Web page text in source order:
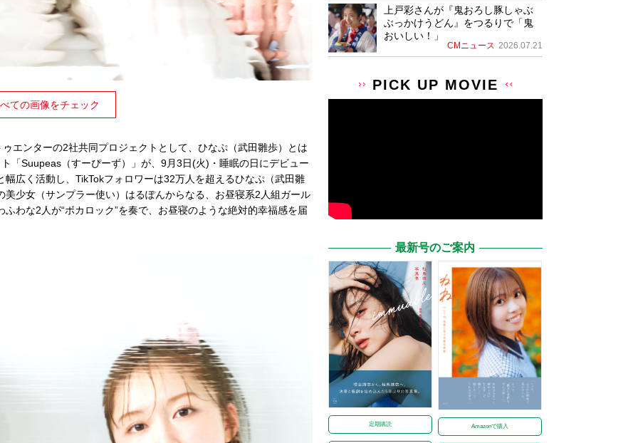
ての画像をチェック
エンターの2社共同プロジェクトとして、ひなぷ（武⽥雛歩）とは
「Suupeas（すーぴーず）」が、9⽉3⽇(⽕)・睡眠の⽇にデビュー
広く活動し、TikTokフォロワーは32万⼈を超えるひなぷ（武⽥雛
少⼥（サンプラー使い）はるぽんからなる、お昼寝系2⼈組ガール
わな2⼈が“ボカロック”を奏で、お昼寝のような絶対的幸福感を届
上戸彩さんが『鬼おろし豚しゃぶ
ぶっかけうどん』をつるりで「鬼
おいしい！」
CMニュース 2026.07.21
PICK UP MOVIE
最新号のご案内
定期購読 Amazonで購入